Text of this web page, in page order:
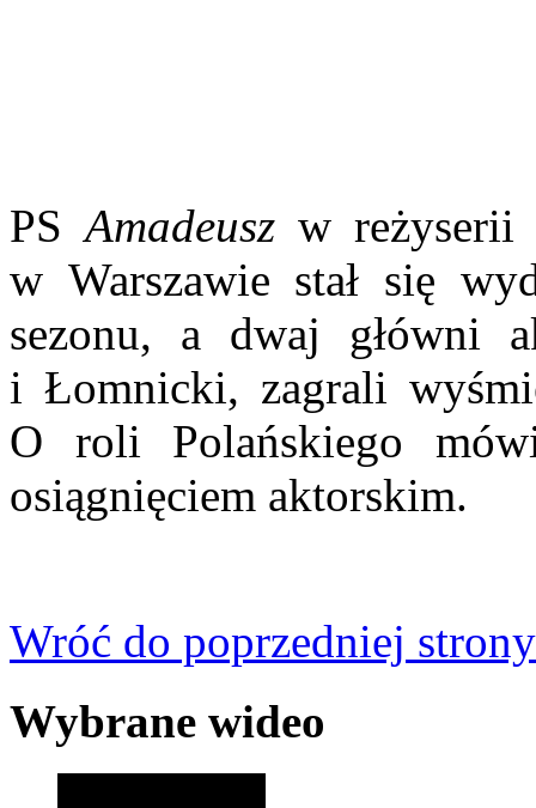
PSAmadeusz w reżyserii
w Warszawie stał się
sezonu, a dwaj główni
i Łomnicki, zagrali
O roli Polańskie­go
osiągnięciem aktorskim.
Wróć do poprzedniej strony
Wybrane wideo